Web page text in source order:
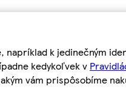
k jedinečným
kedykoľvek v
vám prispôsobíme